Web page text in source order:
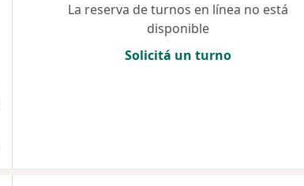
La reserva de turnos en línea no está
disponible
Solicitá un turno